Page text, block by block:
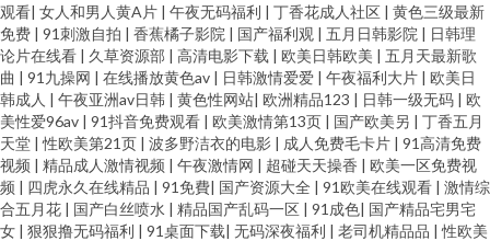
观看| 女人和男人黄A片 | 午夜无码福利 | 丁香花成人社区 | 黄色三级最新
免费 | 91刺激自拍 | 香蕉橘子影院 | 国产福利观 | 五月日韩影院 | 日韩理
论片在线看 | 久草资源部 | 高清电影下载 | 欧美日韩欧美 | 五月天最新歌
曲 | 91九操网 | 在线播放黄色av | 日韩激情爱爱 | 午夜福利大片 | 欧美日
韩成人 | 午夜亚洲av日韩 | 黄色性网站| 欧洲精品123 | 日韩一级无码 | 欧
美性爱96av | 91抖音免费观看 | 欧美激情第13页 | 国产欧美另 | 丁香五月
天堂 |性欧美第21页 | 波多野洁衣的电影 | 成人免费毛卡片 | 91高清免费
视频 | 精品成人激情视频 | 午夜激情网 | 超碰天天操香 | 欧美一区免费视
频 | 四虎永久在线精品 | 91免費| 国产资源大全 | 91欧美在线观看 | 激情综
合五月花 | 国产白丝喷水 | 精品国产乱码一区 | 91成色| 国产精品宅男宅
女 | 狠狠撸无码福利 | 91桌面下载| 无码深夜福利 | 老司机精品品 |性欧美